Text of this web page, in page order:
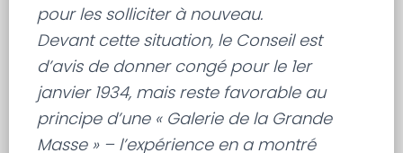
pour les solliciter à nouveau.
Devant cette situation, le Conseil est
d’avis de donner congé pour le 1er
janvier 1934, mais reste favorable au
principe d’une « Galerie de la Grande
Masse » – l’expérience en a montré